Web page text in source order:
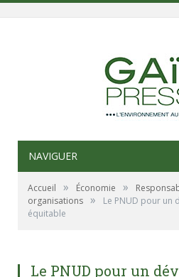
NAVIGUER
Accueil » Économie »
organisations »
Le PNUD pour
équitable
Le PNUD pour un